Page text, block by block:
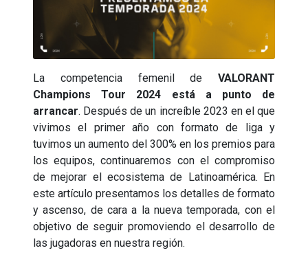
La competencia femenil de VALORANT
Champions Tour 2024 está a punto de
arrancar. Después de un increíble 2023 en el que
vivimos el primer año con formato de liga y
tuvimos un aumento del 300% en los premios para
los equipos, continuaremos con el compromiso
de mejorar el ecosistema de Latinoamérica. En
este artículo presentamos los detalles de formato
y ascenso, de cara a la nueva temporada, con el
objetivo de seguir promoviendo el desarrollo de
las jugadoras en nuestra región.